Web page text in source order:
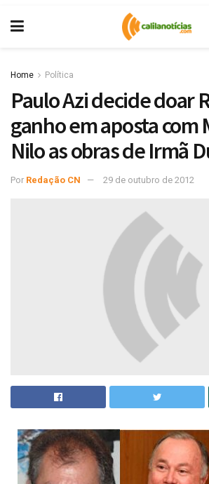
Home Política
Paulo Azi decide doar
ganho em aposta com
Nilo as obras de Irmã
Por Redação CN 29 de outubro de 2012